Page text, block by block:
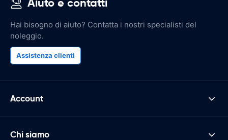
Aiuto e contatti
Hai bisogno di aiuto? Contatta i nostri specialisti del
noleggio.
Assistenza clienti
Account
Chi siamo